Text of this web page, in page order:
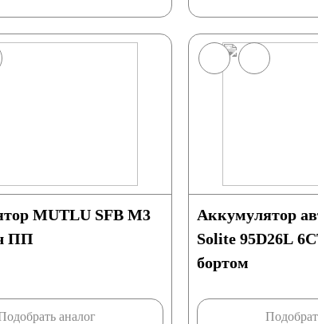
Иран Индия
авто
MUTLU SFB M3
ПП
аналог
Аккумулятор
Solite 95D26L
бортом